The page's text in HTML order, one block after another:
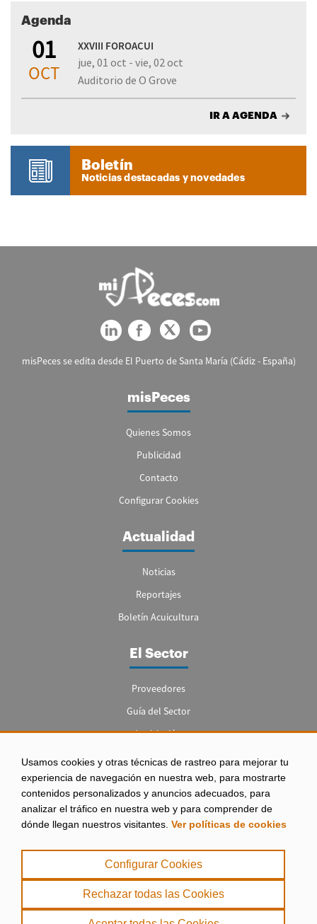
Usamos cookies y otras técnicas de rastreo para mejorar tu
experiencia de navegación en nuestra web, para mostrarte
contenidos personalizados y anuncios adecuados, para
analizar el tráfico en nuestra web y para comprender de
dónde llegan nuestros visitantes. Ver políticas de cookies
Configurar Cookies
Rechazar todas las Cookies
Agenda
01
OCT
XXVIII FOROACUI
jue, 01 oct - vie, 02 oct
Auditorio de O Grove
IR A AGENDA
Boletín
Noticias destacadas y novedades
misPeces se edita desde El Puerto de Santa María (Cádiz - España)
misPeces
Quienes Somos
Publicidad
Contacto
Configurar Cookies
Actualidad
Noticias
Reportajes
Boletín Acuicultura
El Sector
Proveedores
Guía del Sector
Legislación
Empleo
Aviso legal
|
Política de Privacidad
|